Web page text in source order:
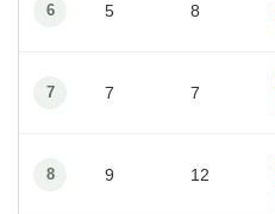
6 5 8
7 7 7
8 9 12